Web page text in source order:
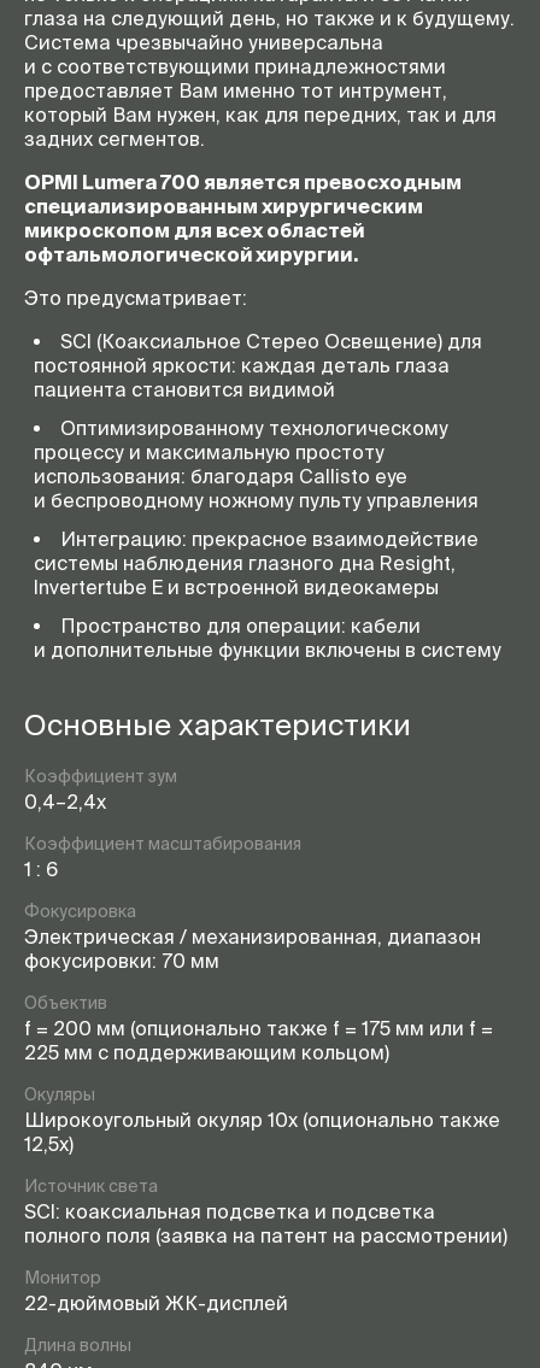
глаза на следующий день, но также и к будущему.
Система чрезвычайно универсальна
и с соответствующими принадлежностями
предоставляет Вам именно тот интрумент,
который Вам нужен, как для передних, так и для
задних сегментов.
OPMI Lumera 700 является превосходным
специализированным хирургическим
микроскопом для всех областей
офтальмологической хирургии.
Это предусматривает:
SCI (Коаксиальное Стерео Освещение) для
постоянной яркости: каждая деталь глаза
пациента становится видимой
Оптимизированному технологическому
процессу и максимальную простоту
использования: благодаря Callisto eye
и беспроводному ножному пульту управления
Интеграцию: прекрасное взаимодействие
системы наблюдения глазного дна Resight,
Invertertube E и встроенной видеокамеры
Пространство для операции: кабели
и дополнительные функции включены в систему
Основные характеристики
Коэффициент зум
0,4–2,4x
Коэффициент масштабирования
1 : 6
Фокусировка
Электрическая / механизированная, диапазон
фокусировки: 70 мм
Объектив
f = 200 мм (опционально также f = 175 мм или f =
225 мм с поддерживающим кольцом)
Окуляры
Широкоугольный окуляр 10x (опционально также
12,5x)
Источник света
SCI: коаксиальная подсветка и подсветка
полного поля (заявка на патент на рассмотрении)
Монитор
22-дюймовый ЖК-дисплей
Длина волны